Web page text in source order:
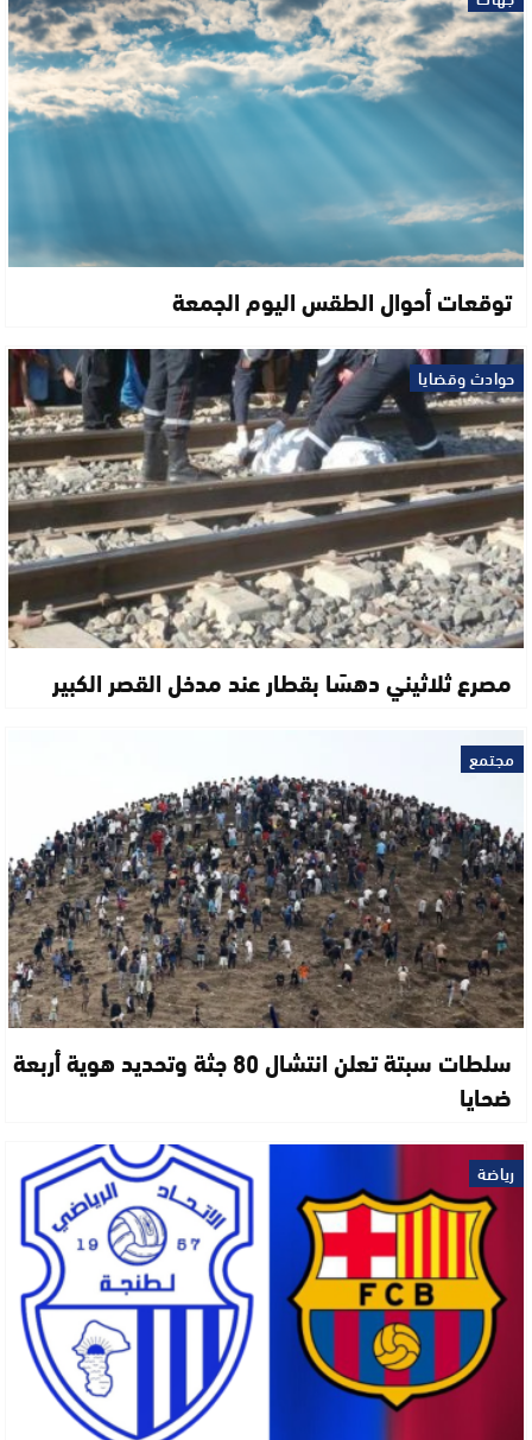
توقعات أحوال الطقس اليوم الجمعة
حوادث وقضايا
مصرع ثلاثيني دهسًا بقطار عند مدخل القصر الكبير
مجتمع
سلطات سبتة تعلن انتشال 80 جثة وتحديد هوية أربعة
ضحايا
رياضة